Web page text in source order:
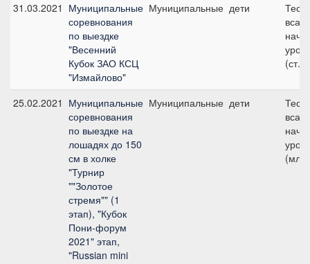
31.03.2021 Муниципальные
соревнования
по выездке
"Весенний
Кубок ЗАО КСЦ
"Измайлово"
Муниципальные дети
Тест
25.02.2021 Муниципальные
соревнования
по выездке на
лошадях до 150
см в холке
"Турнир
""Золотое
стремя"" (1
этап), "Кубок
Пони-форум
2021" этап,
"Russian mini
Муниципальные дети
Тест